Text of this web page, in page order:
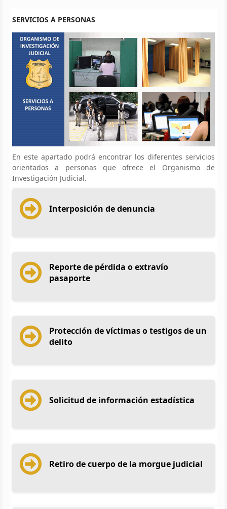
SERVICIOS A PERSONAS
En este apartado podrá encontrar los diferentes servicios
orientados a personas que ofrece el Organismo de
Investigación Judicial.
Interposición de denuncia
Reporte de pérdida o extravío
pasaporte
Protección de víctimas o testigos de un
delito
Solicitud de información estadística
Retiro de cuerpo de la morgue judicial